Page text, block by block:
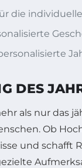
die
DES
als nur das
Ob
und schafft